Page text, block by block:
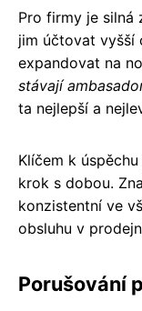
Pro firmy je silná
jim účtovat vyšší
expandovat na
stávají
ta nejlepší a
Klíčem k
krok s dobou.
konzistentní ve
obsluhu v
Porušování